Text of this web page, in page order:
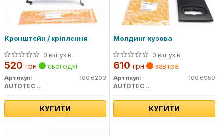
Кронштейн / кріплення
0 відгуків
520 грн сьогодні
Артикул:
100 6203
AUTOTECHTEILE
КУПИТИ
Молдинг кузова
0 відгуків
610 грн завтра
Артикул:
100 6959
AUTOTECHTEILE
КУПИТИ